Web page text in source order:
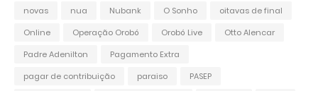
novas
nua Nubank O Sonho
oitavas de final
Online
Operação Orobó Orobó Live
Otto Alencar
Padre Adenilton
Pagamento Extra
pagar de contribuição
paraiso
PASEP